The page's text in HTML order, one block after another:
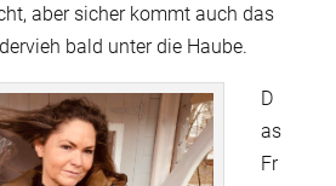
aber sicher kommt auch das
bald unter die Haube.
D
as
Fr